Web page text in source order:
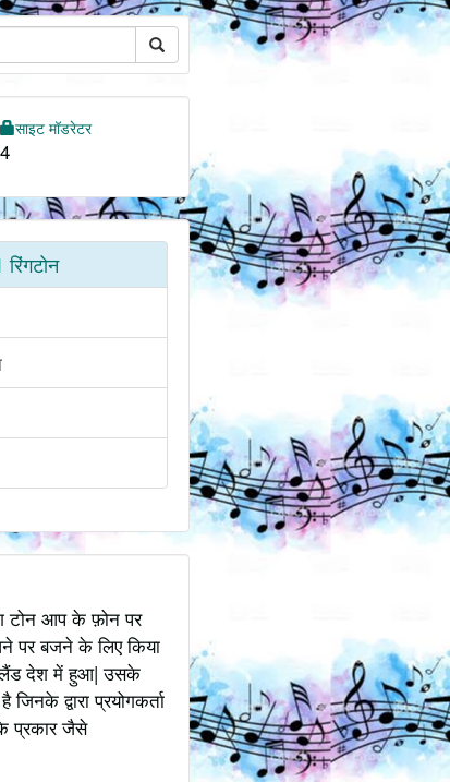
साइट मॉडरेटर
4
टोन आप के फ़ोन पर
पर बजने के लिए किया
देश में हुआ| उसके
द्वारा प्रयोगकर्ता
प्रकार जैसे